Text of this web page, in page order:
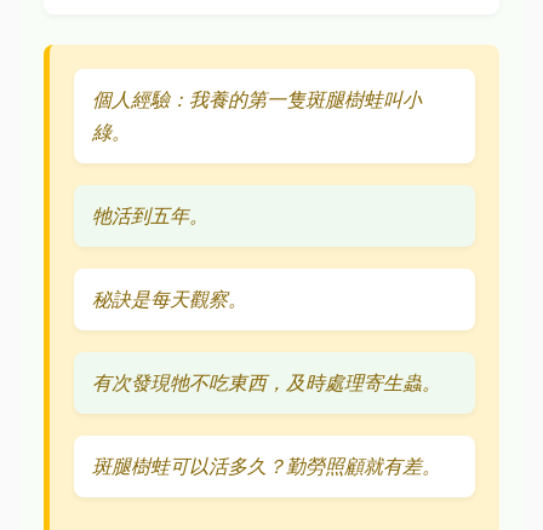
個人經驗：我養的第一隻斑腿樹蛙叫小
綠。
牠活到五年。
秘訣是每天觀察。
有次發現牠不吃東西，及時處理寄生蟲。
斑腿樹蛙可以活多久？勤勞照顧就有差。